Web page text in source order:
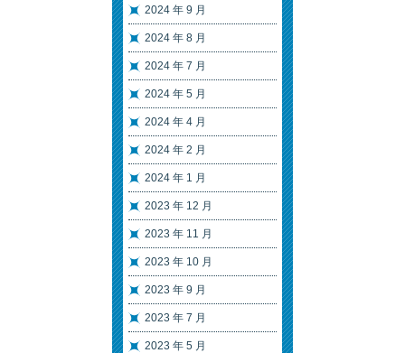
2024 年 9 月
2024 年 8 月
2024 年 7 月
2024 年 5 月
2024 年 4 月
2024 年 2 月
2024 年 1 月
2023 年 12 月
2023 年 11 月
2023 年 10 月
2023 年 9 月
2023 年 7 月
2023 年 5 月